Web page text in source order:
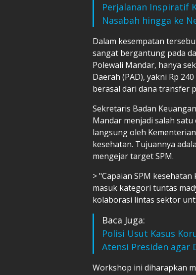
Perjalanan Inspiratif
Nasabah hingga ke
Dalam kesempatan
sangat bergantung pada
Polewali Mandar, hanya
Daerah (PAD), yakni Rp
berasal dari dana transfer
Sekretaris Badan
Mandar menjadi salah
langsung oleh
kesehatan. Tujuannya
mengejar target SPM.
> "Capaian SPM
masuk kategori tuntas
kolaborasi lintas sektor
Baca Juga:
Polisi Usut Kasus
Atensi Presiden agar
Workshop ini diharapkan